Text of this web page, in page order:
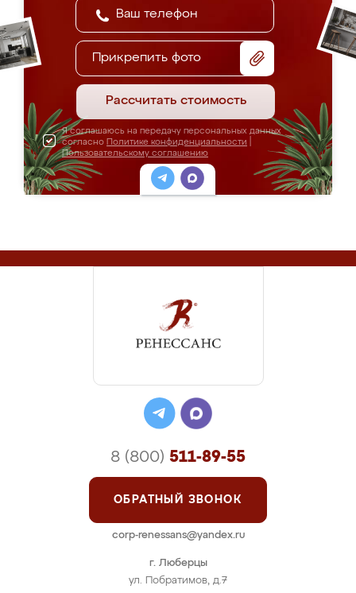
Прикрепить фото
Рассчитать стоимость
Я соглашаюсь на передачу персональных данных
согласно Политике конфиденциальности
Пользовательскому соглашению
г. Люберцы
ул. Побратимов, д.7
8 (800) 511-89-55
ОБРАТНЫЙ ЗВОНОК
corp-renessans@yandex.ru